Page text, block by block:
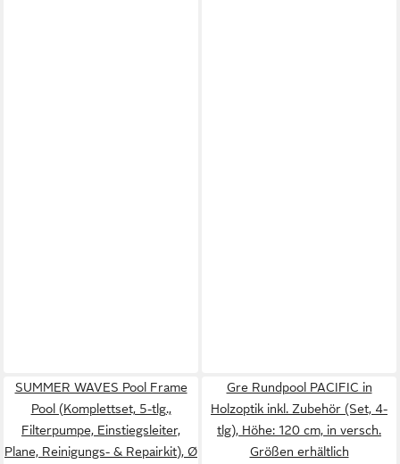
SUMMER WAVES Pool Frame
Pool (Komplettset, 5-tlg.,
Filterpumpe, Einstiegsleiter,
Plane, Reinigungs- & Repairkit), Ø
Gre Rundpool PACIFIC in
Holzoptik inkl. Zubehör (Set, 4-
tlg), Höhe: 120 cm, in versch.
Größen erhältlich